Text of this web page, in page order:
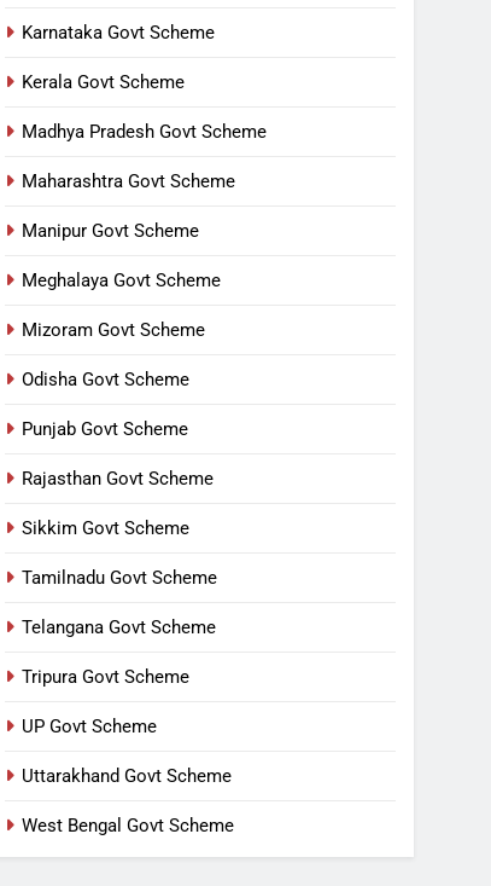
Karnataka Govt Scheme
Kerala Govt Scheme
Madhya Pradesh Govt Scheme
Maharashtra Govt Scheme
Manipur Govt Scheme
Meghalaya Govt Scheme
Mizoram Govt Scheme
Odisha Govt Scheme
Punjab Govt Scheme
Rajasthan Govt Scheme
Sikkim Govt Scheme
Tamilnadu Govt Scheme
Telangana Govt Scheme
Tripura Govt Scheme
UP Govt Scheme
Uttarakhand Govt Scheme
West Bengal Govt Scheme